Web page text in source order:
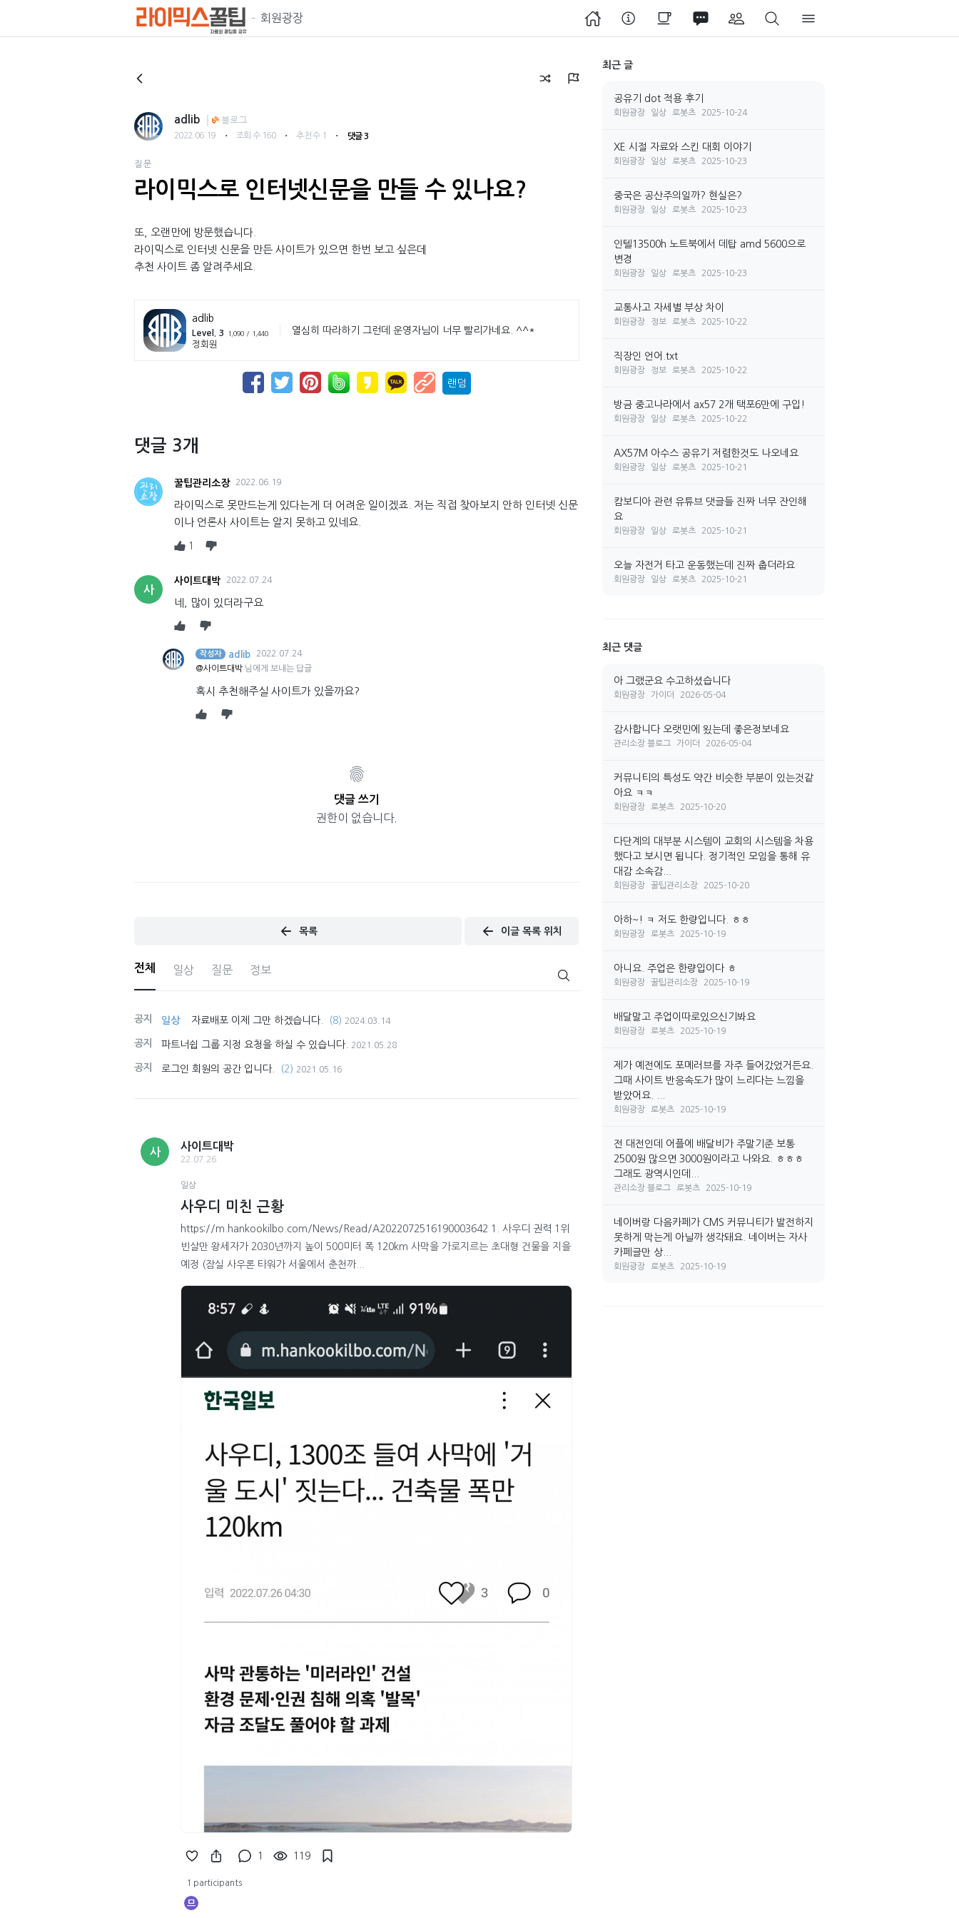
회원광장
adlib 블로그
2022.06.19 ・ 조회 수 160 ・ 추천 수 1 ・ 댓글 3
질문
라이믹스로 인터넷신문을 만들 수 있나요?
또, 오랜만에 방문했습니다.
라이믹스로 인터넷 신문을 만든 사이트가 있으면 한번 보고 싶은데
추천 사이트 좀 알려주세요.
adlib
Level. 3 1,090 / 1,440
정회원
열심히 따라하기 그런데 운영자님이 너무 빨리가네요. ^^*
랜덤
댓글 3개
꿀팁관리소장 2022.06.19
라이믹스로 못만드는게 있다는게 더 어려운 일이겠죠. 저는 직접 찾아보지 안하 인터넷 신문
이나 언론사 사이트는 알지 못하고 있네요.
1
사
사이트대박 2022.07.24
네, 많이 있더라구요
작성자 adlib
2022.07.24
@사이트대박 님에게 보내는 답글
혹시 추천해주실 사이트가 있을까요?
댓글 쓰기
권한이 없습니다.
목록 이글 목록 위치
전체 일상 질문 정보
공지 일상 자료배포 이제 그만 하겠습니다. (8) 2024.03.14
공지 파트너쉽 그룹 지정 요청을 하실 수 있습니다. 2021.05.28
공지 로그인 회원의 공간 입니다. (2) 2021.05.16
사
사이트대박
22.07.26
일상
사우디 미친 근황
https://m.hankookilbo.com/News/Read/A2022072516190003642 1. 사우디 권력 1위
빈살만 왕세자가 2030년까지 높이 500미터 폭 120km 사막을 가로지르는 초대형 건물을 지을
예정 (잠실 사우론 타워가 서울에서 춘천까...
1 119
1 participants
므
최근 글
공유기 dot 적용 후기
회원광장 일상 로봇츠 2025-10-24
XE 시절 자료와 스킨 대회 이야기
회원광장 일상 로봇츠 2025-10-23
중국은 공산주의일까? 현실은?
회원광장 일상 로봇츠 2025-10-23
인텔13500h 노트북에서 데탑 amd 5600으로
변경
회원광장 일상 로봇츠 2025-10-23
교통사고 자세별 부상 차이
회원광장 정보 로봇츠 2025-10-22
직장인 언어.txt
회원광장 정보 로봇츠 2025-10-22
방금 중고나라에서 ax57 2개 택포6만에 구입!
회원광장 일상 로봇츠 2025-10-22
AX57M 아수스 공유기 저렴한것도 나오네요
회원광장 일상 로봇츠 2025-10-21
캄보디아 관련 유튜브 댓글들 진짜 너무 잔인해
요
회원광장 일상 로봇츠 2025-10-21
오늘 자전거 타고 운동했는데 진짜 춥더라요
회원광장 일상 로봇츠 2025-10-21
최근 댓글
아 그랬군요 수고하셨습니다
회원광장 가이더 2026-05-04
감사합니다 오랫민에 욌는데 좋은정보네요
관리소장 블로그 가이더 2026-05-04
커뮤니티의 특성도 약간 비슷한 부분이 있는것같
아요 ㅋㅋ
회원광장 로봇츠 2025-10-20
다단계의 대부분 시스템이 교회의 시스템을 차용
했다고 보시면 됩니다. 정기적인 모임을 통해 유
대감 소속감...
회원광장 꿀팁관리소장 2025-10-20
아하~! ㅋ 저도 한량입니다. ㅎㅎ
회원광장 로봇츠 2025-10-19
아니요. 주업은 한량입이다 ㅎ
회원광장 꿀팁관리소장 2025-10-19
배달말고 주업이따로있으신기봐요
회원광장 로봇츠 2025-10-19
제가 예전에도 포메러브를 자주 들어갔었거든요.
그때 사이트 반응속도가 많이 느리다는 느낌을
받았어요. ...
회원광장 로봇츠 2025-10-19
전 대전인데 어플에 배달비가 주말기준 보통
2500원 많으면 3000원이라고 나와요. ㅎㅎㅎ
그래도 광역시인데...
관리소장 블로그 로봇츠 2025-10-19
네이버랑 다음카페가 CMS 커뮤니티가 발전하지
못하게 막는게 아닐까 생각돼요. 네이버는 자사
카페글만 상...
회원광장 로봇츠 2025-10-19